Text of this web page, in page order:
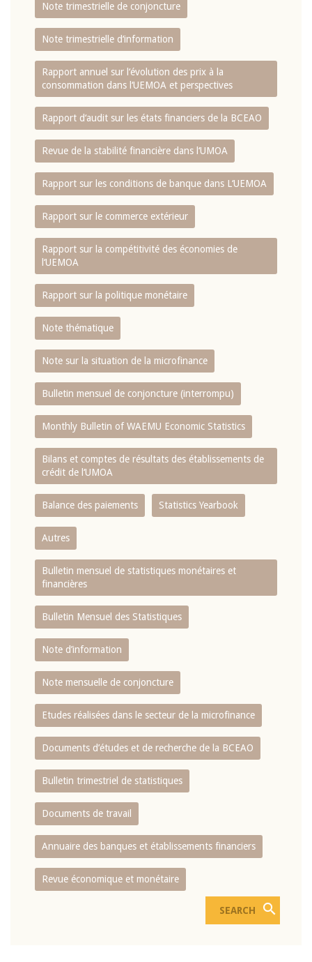
Note trimestrielle de conjoncture
Note trimestrielle d‘information
Rapport annuel sur l‘évolution des prix à la
consommation dans l‘UEMOA et perspectives
Rapport d‘audit sur les états financiers de la BCEAO
Revue de la stabilité financière dans l‘UMOA
Rapport sur les conditions de banque dans L‘UEMOA
Rapport sur le commerce extérieur
Rapport sur la compétitivité des économies de
l‘UEMOA
Rapport sur la politique monétaire
Note thématique
Note sur la situation de la microfinance
Bulletin mensuel de conjoncture (interrompu)
Monthly Bulletin of WAEMU Economic Statistics
Bilans et comptes de résultats des établissements de
crédit de l‘UMOA
Balance des paiements Statistics Yearbook
Autres
Bulletin mensuel de statistiques monétaires et
financières
Bulletin Mensuel des Statistiques
Note d’information
Note mensuelle de conjoncture
Etudes réalisées dans le secteur de la microfinance
Documents d’études et de recherche de la BCEAO
Bulletin trimestriel de statistiques
Documents de travail
Annuaire des banques et établissements financiers
Revue économique et monétaire